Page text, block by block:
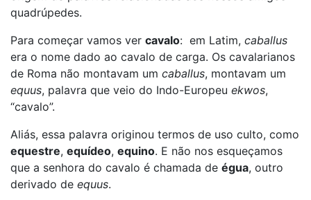
quadrúpedes.
Para começar vamos ver cavalo: em Latim, caballus
era o nome dado ao cavalo de carga. Os cavalarianos
de Roma não montavam um caballus, montavam um
equus, palavra que veio do Indo-Europeu ekwos,
“cavalo”.
Aliás, essa palavra originou termos de uso culto, como
equestre, equídeo, equino. E não nos esqueçamos
que a senhora do cavalo é chamada de égua, outro
derivado de equus.